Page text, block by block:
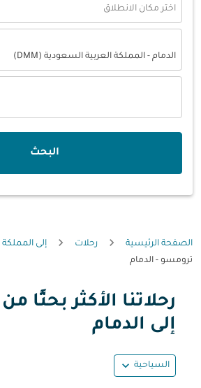
اختر مكان الانطلاق
الدمام - المملكة العربية السعودية (DMM)
البحث
الصفحة الرئيسية رحلات
إلى
ترومسو - الدمام
رحلاتنا الأكثر بحثًا
إلى الدمام
السياحية expand_more
حاول تحديث الرحلة (مغادرة و/أو